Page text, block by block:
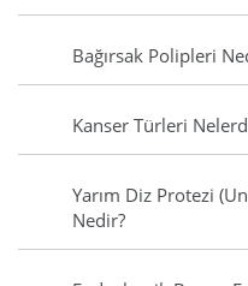
Bağırsak Polipleri
Kanser Türleri
Yarım Diz Protezi
Nedir?